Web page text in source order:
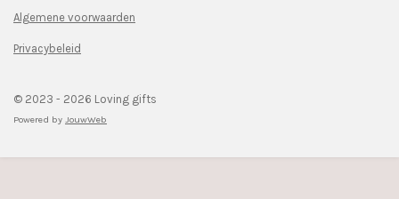
Algemene voorwaarden
Privacybeleid
© 2023 - 2026 Loving gifts
Powered by JouwWeb